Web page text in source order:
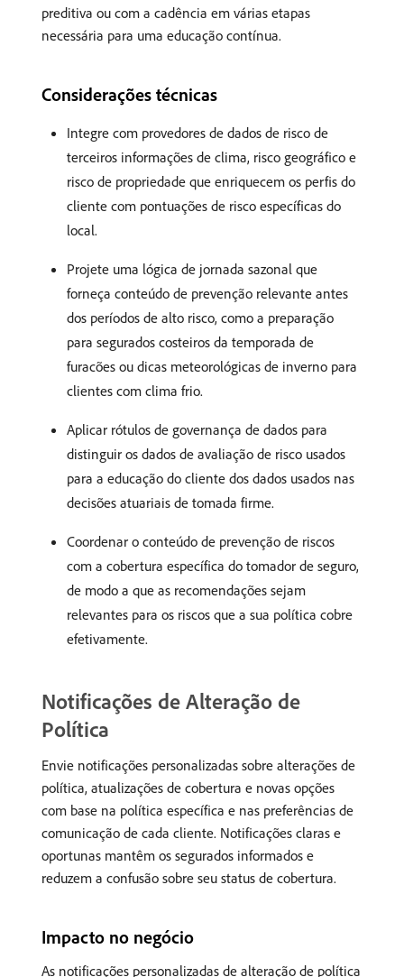
preditiva ou com a cadência em várias etapas
necessária para uma educação contínua.
Considerações técnicas
Integre com provedores de dados de risco de
terceiros informações de clima, risco geográfico e
risco de propriedade que enriquecem os perfis do
cliente com pontuações de risco específicas do
local.
Projete uma lógica de jornada sazonal que
forneça conteúdo de prevenção relevante antes
dos períodos de alto risco, como a preparação
para segurados costeiros da temporada de
furacões ou dicas meteorológicas de inverno para
clientes com clima frio.
Aplicar rótulos de governança de dados para
distinguir os dados de avaliação de risco usados
para a educação do cliente dos dados usados nas
decisões atuariais de tomada firme.
Coordenar o conteúdo de prevenção de riscos
com a cobertura específica do tomador de seguro,
de modo a que as recomendações sejam
relevantes para os riscos que a sua política cobre
efetivamente.
Notificações de Alteração de
Política
Envie notificações personalizadas sobre alterações de
política, atualizações de cobertura e novas opções
com base na política específica e nas preferências de
comunicação de cada cliente. Notificações claras e
oportunas mantêm os segurados informados e
reduzem a confusão sobre seu status de cobertura.
Impacto no negócio
As notificações personalizadas de alteração de política